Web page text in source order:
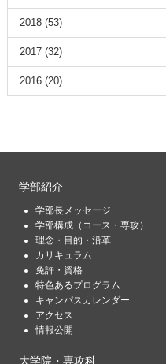
2018(53)
2017(32)
2016(20)
学部紹介
学部長メッセージ
学部構成（コース・専攻）
理念・目的・沿革
カリキュラム
免許・資格
特色あるプログラム
キャンパスカレンダー
アクセス
情報公開
大学院・専攻科